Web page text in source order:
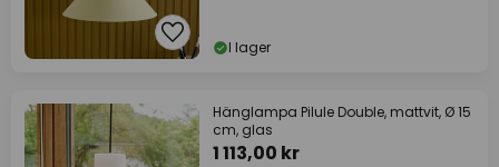
I lager
Hänglampa Pilule Double, mattvit, Ø 15
cm, glas
1 113,00 kr